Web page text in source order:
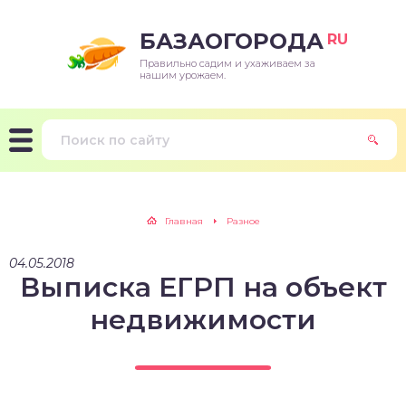
БАЗАОГОРОДА RU
Правильно садим и ухаживаем за
нашим урожаем.
Главная Разное
04.05.2018
Выписка ЕГРП на объект
недвижимости